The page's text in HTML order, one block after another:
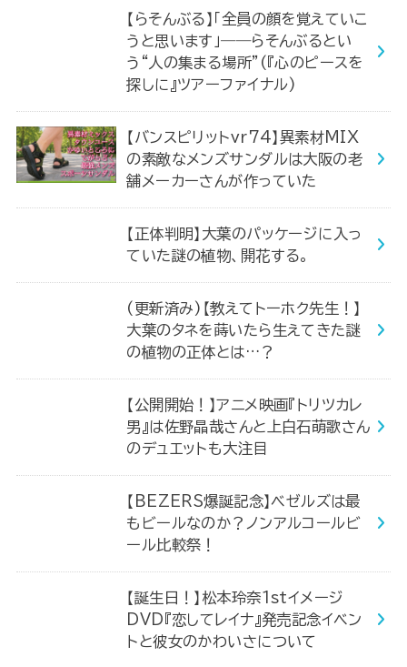
【らそんぶる】「全員の顔を覚えていこ
うと思います」――らそんぶるとい
う“人の集まる場所”(『心のピースを
探しに』ツアーファイナル)
【バンスピリットvr74】異素材MIX
の素敵なメンズサンダルは大阪の老
舗メーカーさんが作っていた
【正体判明】大葉のパッケージに入っ
ていた謎の植物、開花する。
(更新済み)【教えてトーホク先生！】
大葉のタネを蒔いたら生えてきた謎
の植物の正体とは…？
【公開開始！】アニメ映画『トリツカレ
男』は佐野晶哉さんと上白石萌歌さん
のデュエットも大注目
【BEZERS爆誕記念】ベゼルズは最
もビールなのか？ノンアルコールビ
ール比較祭！
【誕生日！】松本玲奈1stイメージ
DVD『恋してレイナ』発売記念イベン
トと彼女のかわいさについて